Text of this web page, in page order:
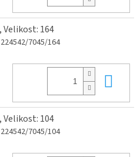
Velikost: 164
7045/164
Velikost: 104
7045/104